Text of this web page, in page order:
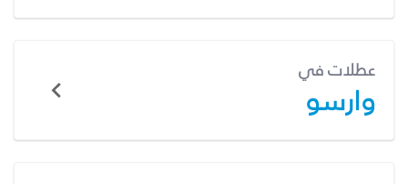
عطلات في
وارسو